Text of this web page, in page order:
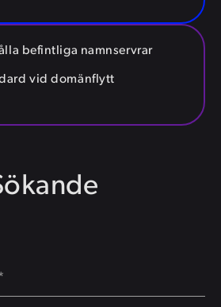
befintliga namnservrar
vid domänflytt